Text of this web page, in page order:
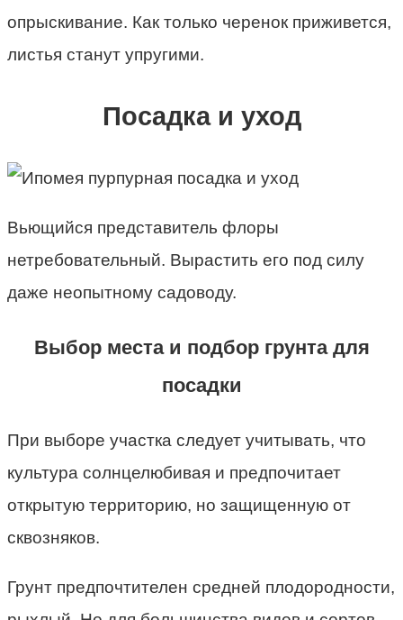
опрыскивание. Как только черенок приживется,
листья станут упругими.
Посадка и уход
Вьющийся представитель флоры
нетребовательный. Вырастить его под силу
даже неопытному садоводу.
Выбор места и подбор грунта для
посадки
При выборе участка следует учитывать, что
культура солнцелюбивая и предпочитает
открытую территорию, но защищенную от
сквозняков.
Грунт предпочтителен средней плодородности,